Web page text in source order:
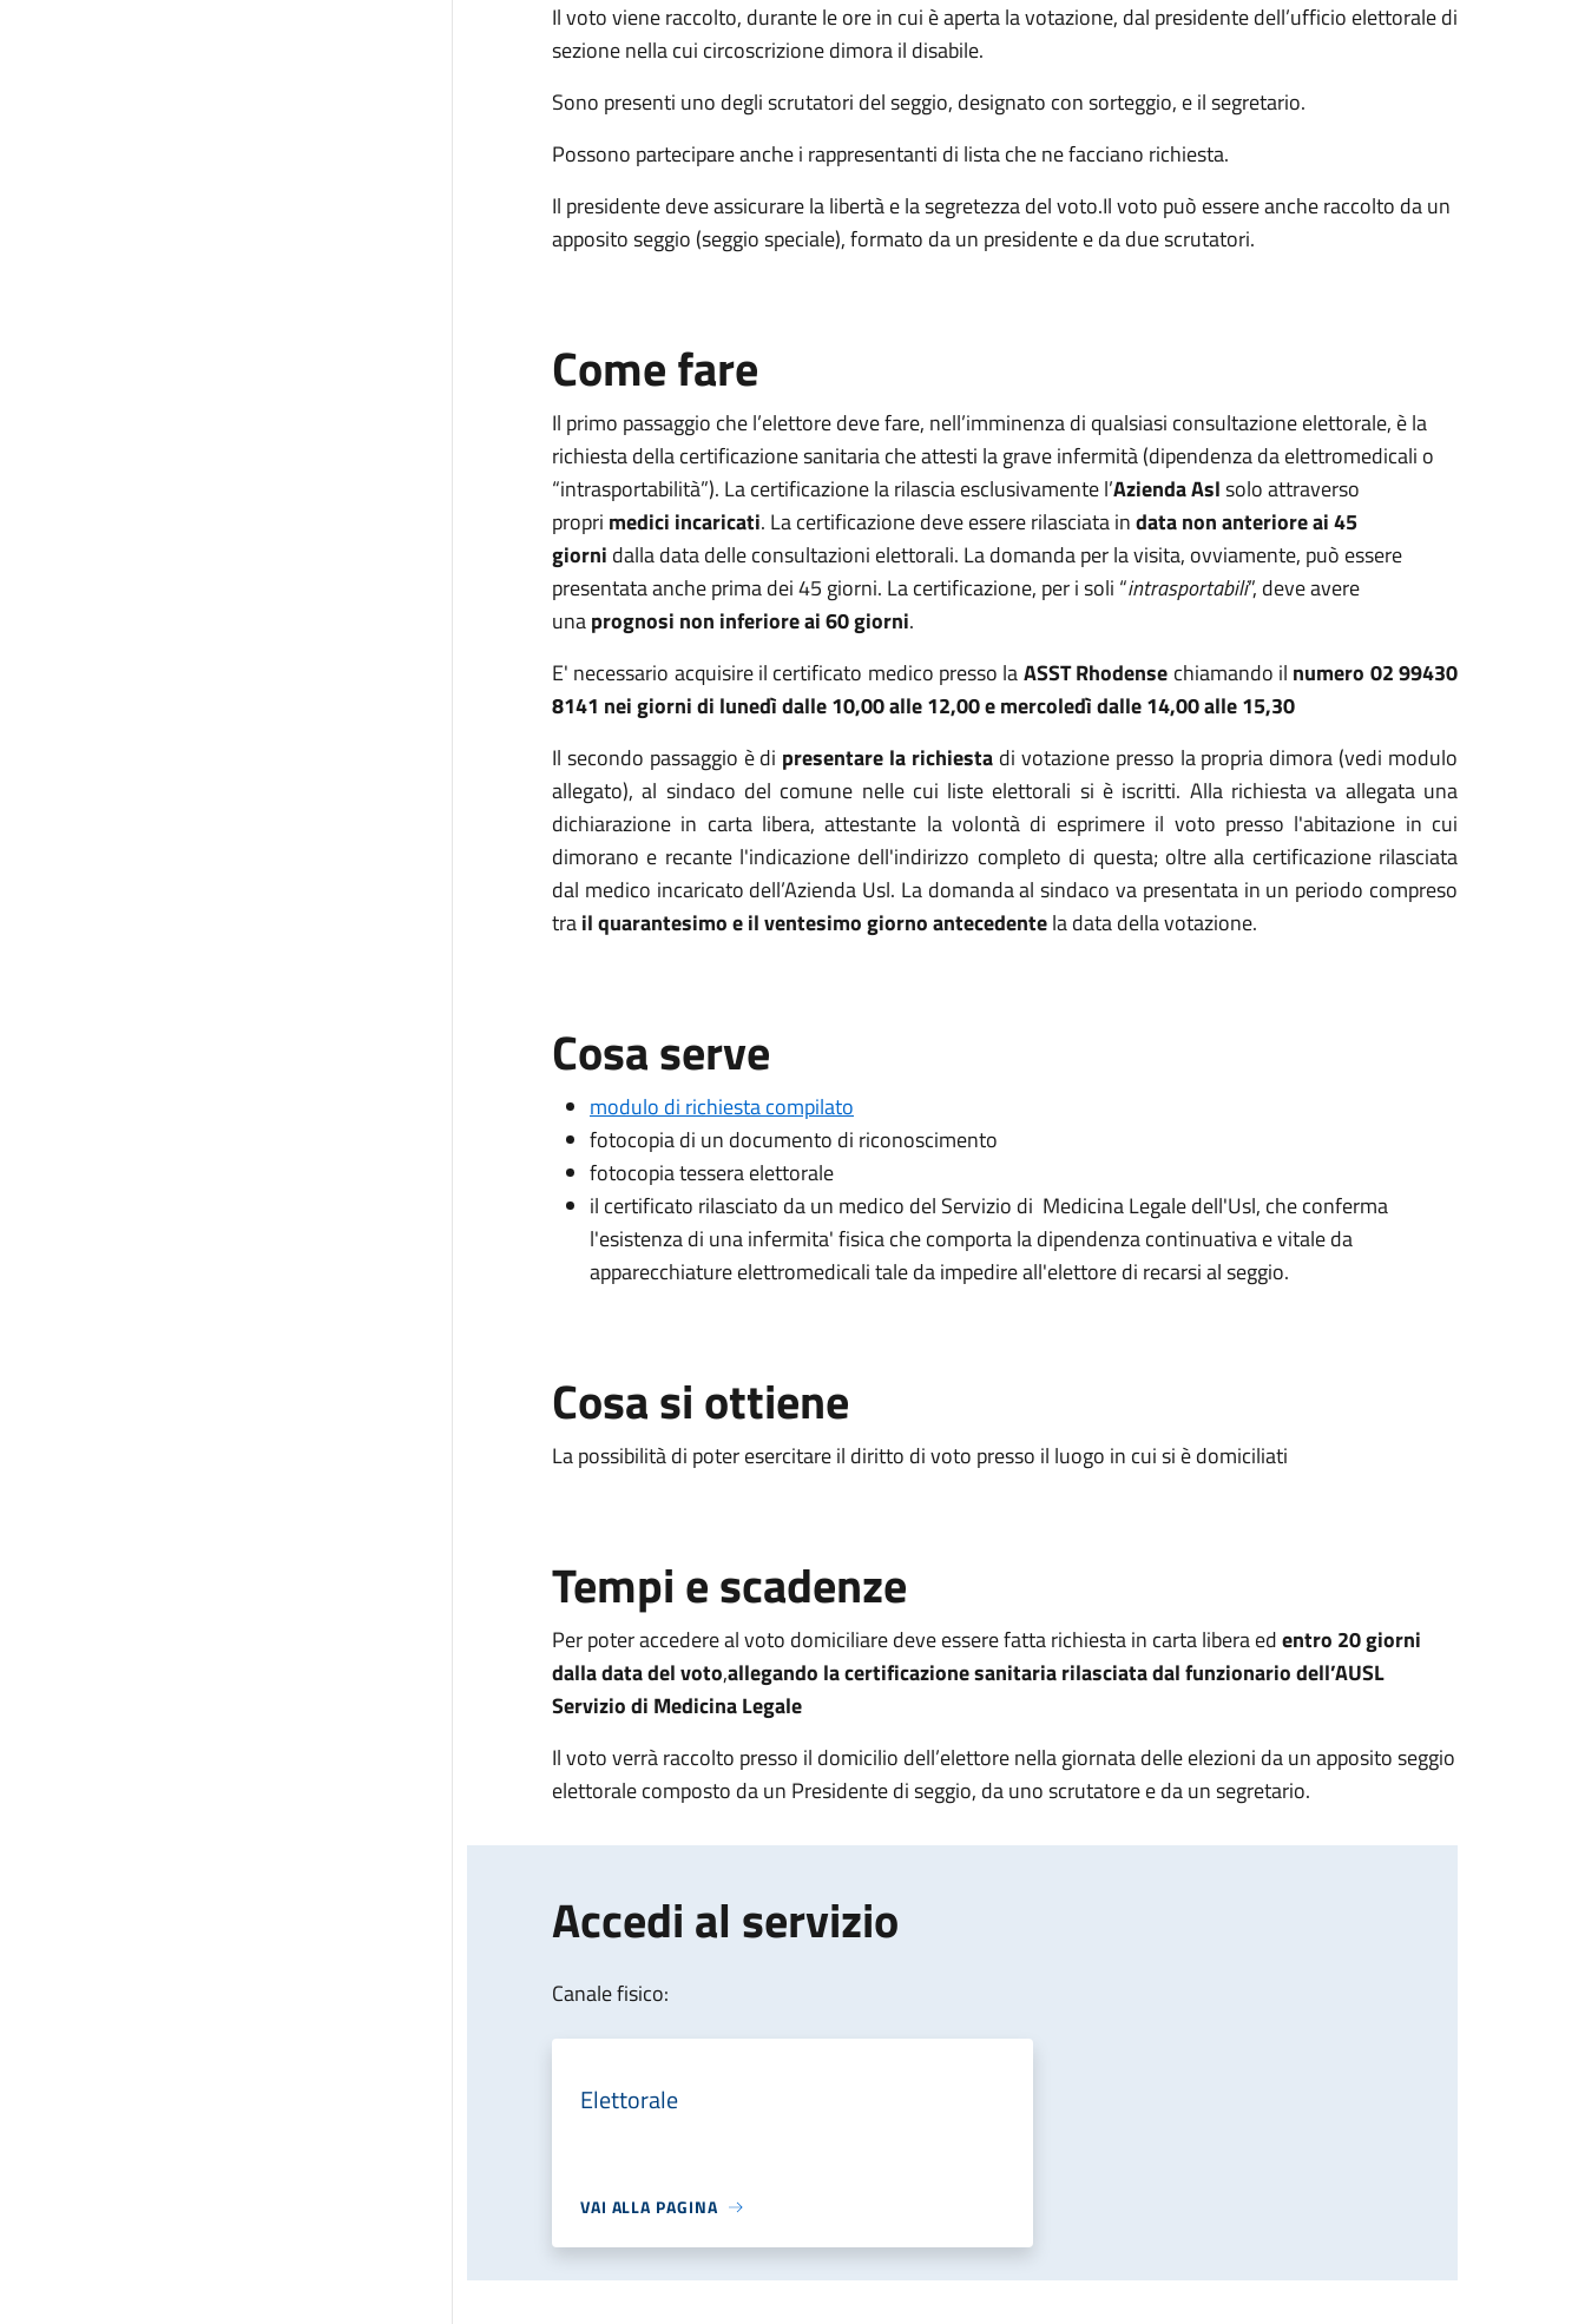
Il voto viene raccolto, durante le ore in cui è aperta la votazione, dal presidente dell’ufficio elettorale di
sezione nella cui circoscrizione dimora il disabile.
Sono presenti uno degli scrutatori del seggio, designato con sorteggio, e il segretario.
Possono partecipare anche i rappresentanti di lista che ne facciano richiesta.
Il presidente deve assicurare la libertà e la segretezza del voto.Il voto può essere anche raccolto da un
apposito seggio (seggio speciale), formato da un presidente e da due scrutatori.
Come fare
Il primo passaggio che l’elettore deve fare, nell’imminenza di qualsiasi consultazione elettorale, è la
richiesta della certificazione sanitaria che attesti la grave infermità (dipendenza da elettromedicali o
“intrasportabilità”). La certificazione la rilascia esclusivamente l’Azienda Aslsolo attraverso
propri medici incaricati. La certificazione deve essere rilasciata indata non anteriore ai 45
giorni dalla data delle consultazioni elettorali. La domanda per la visita, ovviamente, può essere
presentata anche prima dei 45 giorni. La certificazione, per i soli “intrasportabili”, deve avere
unaprognosi non inferiore ai 60 giorni.
E' necessario acquisire il certificato medico presso laASST Rhodense chiamando il numero 02 99430
8141 nei giorni di lunedì dalle 10,00 alle 12,00 emercoledì dalle 14,00 alle 15,30
Il secondo passaggio è di presentare la richiesta di votazione presso la propria dimora (vedi modulo
allegato), al sindaco del comune nelle cui liste elettorali si è iscritti. Alla richiesta va allegata una
dichiarazione in carta libera, attestante la volontà di esprimere il voto presso l'abitazione in cui
dimorano e recante l'indicazione dell'indirizzo completo di questa; oltre alla certificazione rilasciata
dal medico incaricato dell’Azienda Usl. La domanda al sindaco va presentata in un periodo compreso
trail quarantesimo e il ventesimo giorno antecedentela data della votazione.
Cosa serve
modulo di richiesta compilato
fotocopia di un documento di riconoscimento
fotocopia tessera elettorale
il certificato rilasciato da un medico del Servizio di Medicina Legale dell'Usl, che conferma
l'esistenza di una infermita' fisica che comporta la dipendenza continuativa e vitale da
apparecchiature elettromedicali tale da impedire all'elettore di recarsi al seggio.
Cosa si ottiene
La possibilità di poter esercitare il diritto di voto presso il luogo in cui si è domiciliati
Tempi e scadenze
Per poter accedere al voto domiciliare deve essere fatta richiesta in carta libera edentro 20 giorni
dalla data del voto,allegando la certificazione sanitaria rilasciata dal funzionario dell’AUSL
Servizio di Medicina Legale
Il voto verrà raccolto presso il domicilio dell’elettore nella giornata delle elezioni da un apposito seggio
elettorale composto da un Presidente di seggio, da uno scrutatore e da un segretario.
Accedi al servizio
Canale fisico:
Elettorale
VAI ALLA PAGINA